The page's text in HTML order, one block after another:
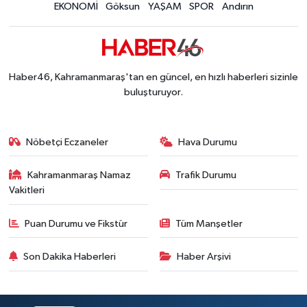
Kahramanmaraş'ta Hacı Murat Caddesi Baştan
12:09 |Kahramanmaraş'ta Madrigal Coşkusu! Fuar
Kahramanmaraş'ta Said Bey Sitesi Davasında 3
EKONOMİ
Göksun YAŞAM SPOR Andırın
Haber46, Kahramanmaraş'tan en güncel, en hızlı haberleri sizinle
buluşturuyor.
Nöbetçi Eczaneler Hava Durumu
Kahramanmaraş Namaz
Vakitleri
Trafik Durumu
Puan Durumu ve Fikstür Tüm Manşetler
Son Dakika Haberleri Haber Arşivi